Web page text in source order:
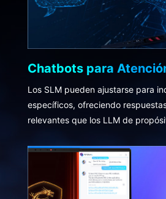
Chatbots para
Los SLM pueden ajustarse para
específicos, ofreciendo
relevantes que los LLM de